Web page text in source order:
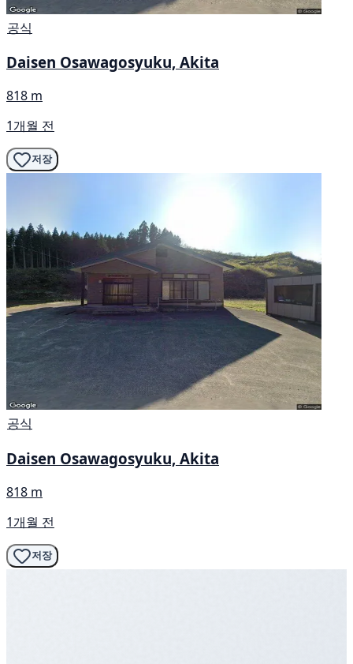
공식
Daisen Osawagosyuku, Akita
818 m
1개월 전
저장
공식
Daisen Osawagosyuku, Akita
818 m
1개월 전
저장